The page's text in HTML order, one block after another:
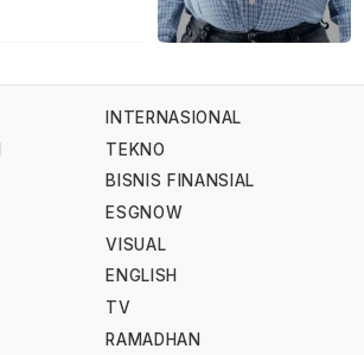
INTERNASIONAL
TEKNO
BISNIS FINANSIAL
ESGNOW
VISUAL
ENGLISH
TV
RAMADHAN